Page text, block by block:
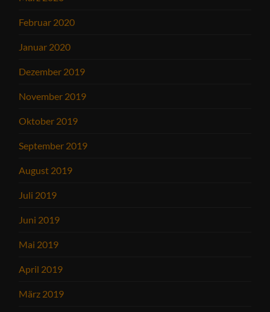
Februar 2020
Januar 2020
Dezember 2019
November 2019
Oktober 2019
September 2019
August 2019
Juli 2019
Juni 2019
Mai 2019
April 2019
März 2019